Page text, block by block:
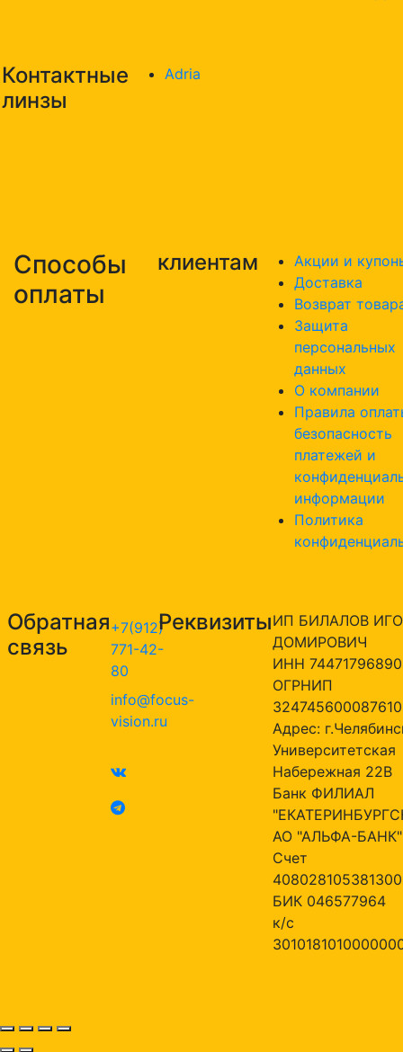
Контактные
линзы
Adria
Способы
оплаты
клиентам
Акции и
Доставка
Возврат
Защита
персональных
данных
О компании
Правила
безопасность
платежей и
информации
Политика
Обратная
связь
+7(912)
771-42-
80
info@focus-
vision.ru
РеквизитыИП БИЛАЛОВ
ДОМИРОВИЧ
ИНН
ОГРНИП
324745600087610
Адрес:
Университетская
Набережная 22В
Банк ФИЛИАЛ
АО "АЛЬФА-БАНК"
Счет
БИК 046577964
к/с